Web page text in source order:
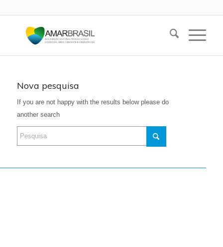
Nova pesquisa
If you are not happy with the results below please do
another search